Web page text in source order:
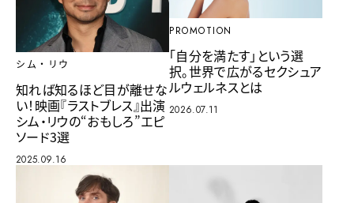
シム・リウ
知れば知るほど目が離せな
い！映画『ラストブレス』出演
シム・リウの“おもしろ”エピ
ソード3選
2025.09.16
PROMOTION
「自分を満たす」という選
択。世界で広がるセクシュア
ルウェルネスとは
2026.07.11